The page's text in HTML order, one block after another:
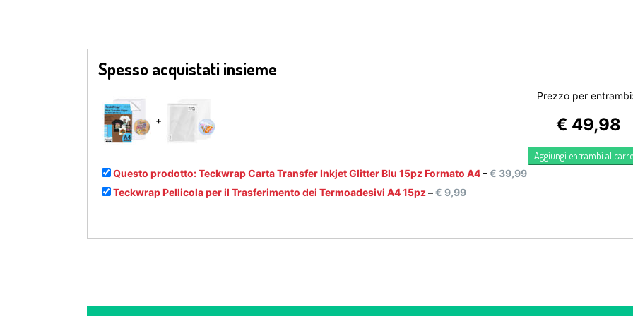
Spesso acquistati insieme
+
Prezzo per entrambi:
€ 49,98
Questo prodotto: Teckwrap Carta Transfer Inkjet Glitter Blu 15pz Formato A4–€ 39,99
Teckwrap Pellicola per il Trasferimento dei Termoadesivi A4 15pz–€ 9,99